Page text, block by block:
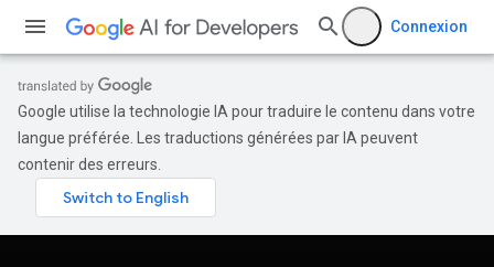
Connexion
Google utilise la technologie IA pour traduire le contenu dans votre
langue préférée. Les traductions générées par IA peuvent
contenir des erreurs.